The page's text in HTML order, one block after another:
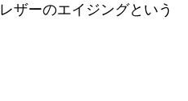
ザーのエイジングという